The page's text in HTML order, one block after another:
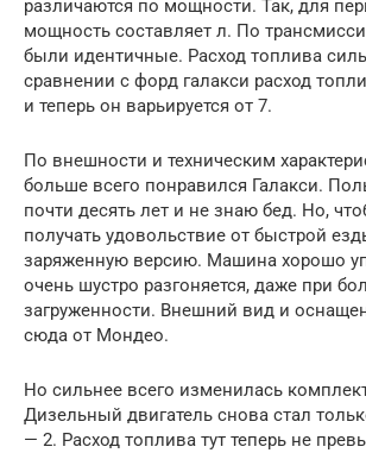
различаются по мощности. Так, для
мощность составляет л. По
были идентичные. Расход топлива
сравнении с форд галакси расход
и теперь он варьируется от 7.
По внешности и техническим
больше всего понравился Галакси.
почти десять лет и не знаю бед. Но,
получать удовольствие от быстрой
заряженную версию. Машина хорошо
очень шустро разгоняется, даже при
загруженности. Внешний вид и
сюда от Мондео.
Но сильнее всего изменилась
Дизельный двигатель снова стал
— 2. Расход топлива тут теперь не